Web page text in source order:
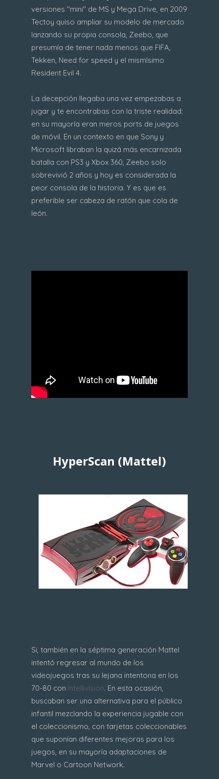
versiones "mini" de MS y Mega Drive, en 2009
Tectoy quiso ampliar su modelo de mercado
lanzando su propia consola, Zeebo, que
presumía de tener nada menos que FIFA,
Tekken, Need for speed y el mismísimo
Resident Evil 4.
La decepción llegaba una vez empezabas a
jugar y te encontrabas con la triste realidad:
en su mayoría eran meros ports de juegos
de móvil. En un contexto en que Sony y
Microsoft libraban la quizá más encarnizada
batalla con PS3 y Xbox 360, Zeebo solo
sobrevivió 2 años y hoy es considerada la
peor consola de la historia. Y es que es
preferible ser cabeza de ratón que cola de
león.
HyperScan (Mattel)
Si, también en la séptima generación Mattel
intentó regresar al mundo de los
videojuegos tras su lejana intentona en los
70-80 con Intellivision. En esta ocasión,
buscaban ser una alternativa para el público
infantil mezclando la experiencia jugable con
el coleccionismo, con tarjetas coleccionables
que suponían diferentes mejoras para los
juegos, en su mayoría adaptaciones de
Marvel o Cartoon Network.